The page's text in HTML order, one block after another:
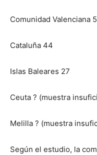
Comunidad Valenciana
Cataluña 44
Islas Baleares 27
Ceuta ? (muestra
Melilla ? (muestra
Según el estudio, la